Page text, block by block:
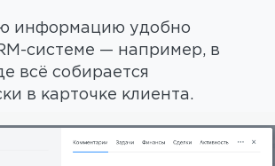
информацию удобно
системе — например, в
всё собирается
в карточке клиента.